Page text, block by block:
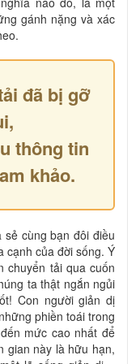
gánh nặng và xác
đã bị gỡ
thông tin
khảo.
cùng bạn đôi điều
cạnh của đời sống. Ý
chuyển tải qua cuốn
ta thật ngắn ngủi
Con người giản dị
phiền toái trong
mức cao nhất để
gian này là hữu hạn,